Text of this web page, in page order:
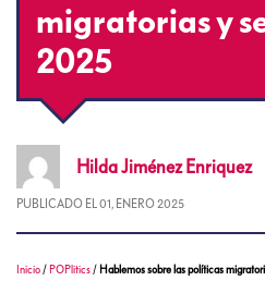
migratorias y
2025
HildaJiménez Enriquez
PUBLICADO EL 01, ENERO 2025
Inicio / POPlitics / Hablemos sobre las políticas